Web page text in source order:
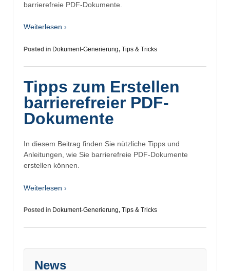
barrierefreie PDF-Dokumente.
Weiterlesen ›
Posted in Dokument-Generierung, Tips & Tricks
Tipps zum Erstellen
barrierefreier PDF-
Dokumente
In diesem Beitrag finden Sie nützliche Tipps und
Anleitungen, wie Sie barrierefreie PDF-Dokumente
erstellen können.
Weiterlesen ›
Posted in Dokument-Generierung, Tips & Tricks
News